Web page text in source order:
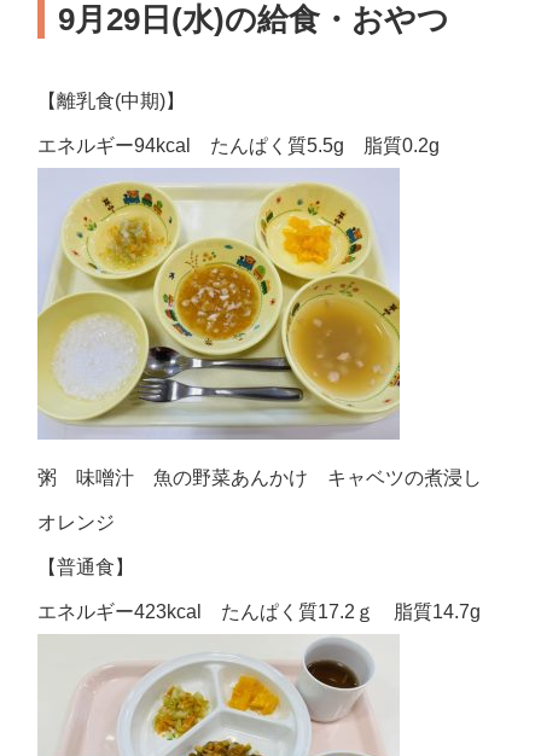
9月29日(水)の給食・おやつ
【離乳食(中期)】
エネルギー94kcal たんぱく質5.5g 脂質0.2g
粥 味噌汁 魚の野菜あんかけ キャベツの煮浸し
オレンジ
【普通食】
エネルギー423kcal たんぱく質17.2ｇ 脂質14.7g